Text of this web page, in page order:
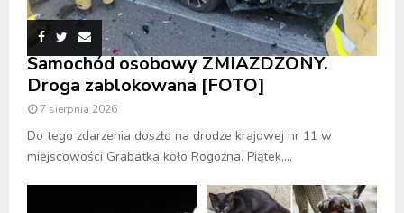
Samochód osobowy ZMIAŻDŻONY.
Droga zablokowana [FOTO]
7 sierpnia 2026
Do tego zdarzenia doszło na drodze krajowej nr 11 w
miejscowości Grabatka koło Rogoźna. Piątek,...